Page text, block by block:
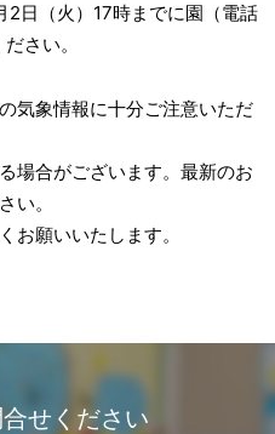
日（火）17時までに園（電話
さい。
気象情報に十分ご注意いただ
場合がございます。最新のお
い。
お願いいたします。
せください